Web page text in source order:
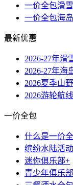
一价全包滑
一价全包海
最新优惠
2026-27年滑
2026-27年海
2026夏季山
2026游轮航线
一价全包
什么是一价
缤纷水陆活动
迷你俱乐部+
青少年俱乐部